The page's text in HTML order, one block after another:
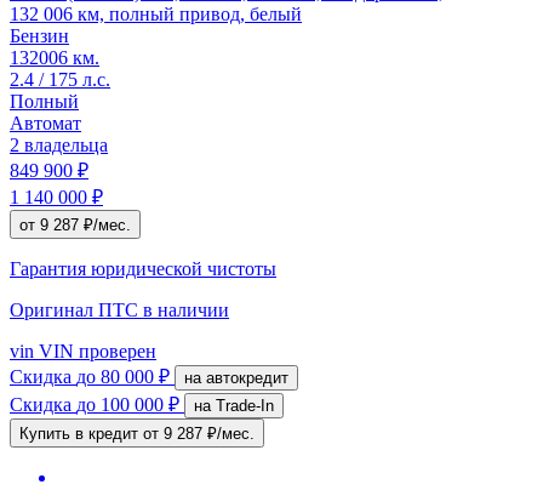
132 006 км, полный привод, белый
Бензин
132006 км.
2.4 / 175 л.с.
Полный
Автомат
2 владельца
849 900 ₽
1 140 000 ₽
от 9 287 ₽/мес.
Гарантия юридической чистоты
Оригинал ПТС в наличии
vin VIN проверен
Скидка до 80 000 ₽ на автокредит
Скидка до 100 000 ₽
на Trade-In
Купить в кредит от 9 287 ₽/мес.